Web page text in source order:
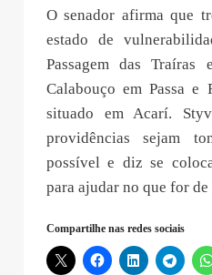
O senador afirma que
estado de
Passagem das Traíras
Calabouço em Passa e
situado em Acarí.
providências sejam
possível e diz se
para ajudar no que for de
Compartilhe nas redes sociais